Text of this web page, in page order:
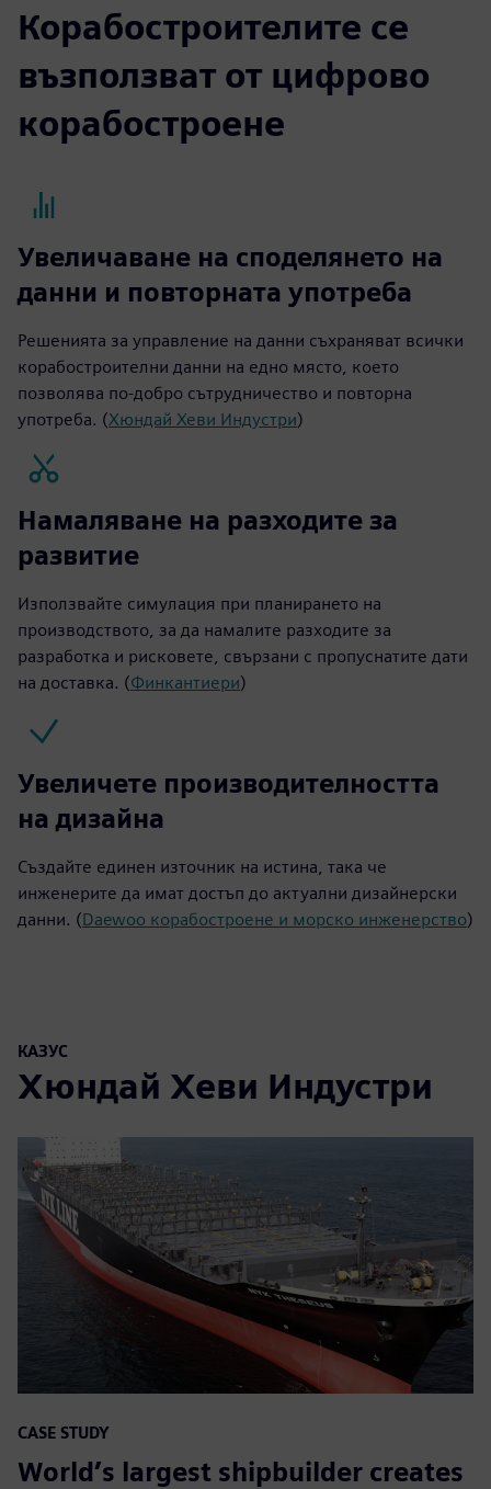
Корабостроителите се
възползват от цифрово
корабостроене
Увеличаване на споделянето на
данни и повторната употреба
Решенията за управление на данни съхраняват всички
корабостроителни данни на едно място, което
позволява по-добро сътрудничество и повторна
употреба. (Хюндай Хеви Индустри)
Намаляване на разходите за
развитие
Използвайте симулация при планирането на
производството, за да намалите разходите за
разработка и рисковете, свързани с пропуснатите дати
на доставка. (Финкантиери)
Увеличете производителността
на дизайна
Създайте единен източник на истина, така че
инженерите да имат достъп до актуални дизайнерски
данни. (Daewoo корабостроене и морско инженерство)
КАЗУС
Хюндай Хеви Индустри
CASE STUDY
World’s largest shipbuilder creates